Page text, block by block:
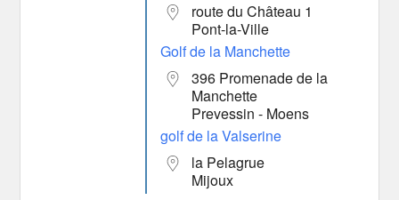
route du Château 1
Pont-la-Ville
Golf de la Manchette
396 Promenade de la
Manchette
Prevessin - Moens
golf de la Valserine
la Pelagrue
Mijoux